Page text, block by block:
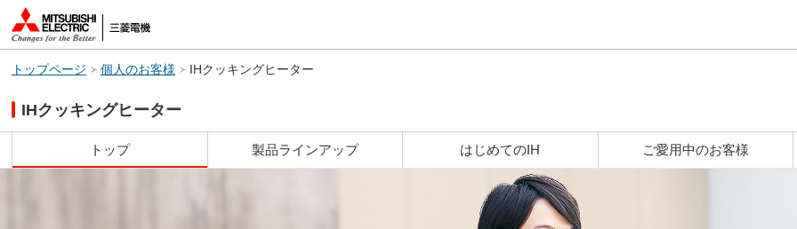
トップページ 個人のお客様 IHクッキングヒーター
IHクッキングヒーター
トップ 製品ラインアップ はじめてのIH ご愛用中のお客様